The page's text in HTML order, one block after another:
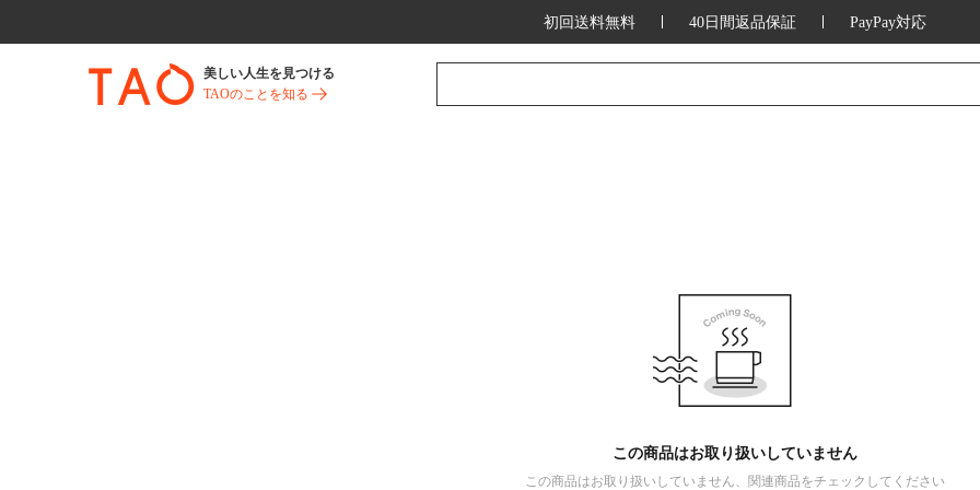
初回送料無料 40日間返品保証 PayPay対応
美しい人生を見つける
TAOのことを知る
この商品はお取り扱いしていません
この商品はお取り扱いしていません、関連商品をチェックしてください